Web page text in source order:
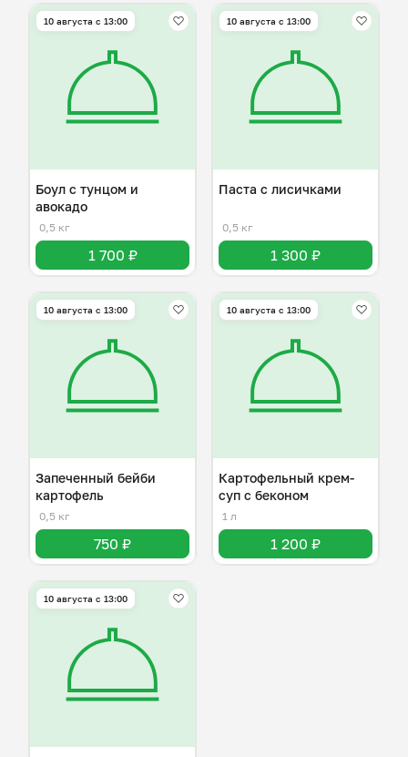
10 августа с 13:00
Боул с тунцом и
авокадо
0,5 кг
1 700 ₽
10 августа с 13:00
Паста с лисичками
0,5 кг
1 300 ₽
10 августа с 13:00
Запеченный бейби
картофель
0,5 кг
750 ₽
10 августа с 13:00
Картофельный крем-
суп с беконом
1 л
1 200 ₽
10 августа с 13:00